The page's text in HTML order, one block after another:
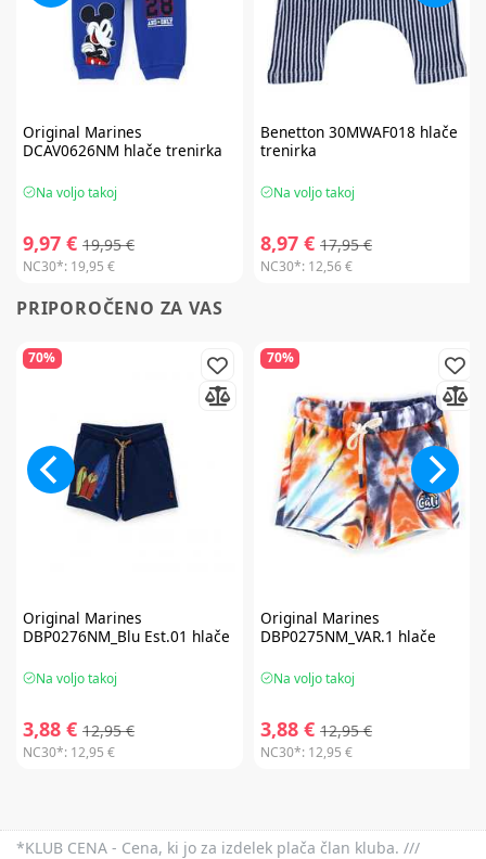
Original Marines
DCAV0626NM hlače trenirka
Na voljo takoj
9,97 € 19,95 €
NC30*: 19,95 €
Benetton30MWAF018 hlače
trenirka
Na voljo takoj
8,97 € 17,95 €
NC30*: 12,56 €
PRIPOROČENO ZA VAS
70%
Original Marines
DBP0276NM_Blu Est.01 hlače
Na voljo takoj
3,88 € 12,95 €
NC30*: 12,95 €
70%
Original Marines
DBP0275NM_VAR.1 hlače
Na voljo takoj
3,88 € 12,95 €
NC30*: 12,95 €
*KLUB CENA - Cena, ki jo za izdelek plača član kluba. ///